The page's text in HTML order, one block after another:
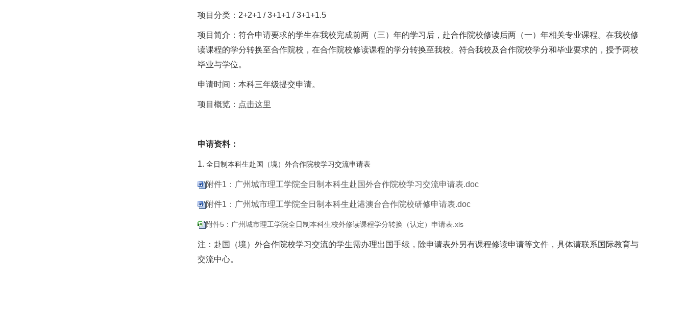
项目分类：2+2+1 / 3+1+1 / 3+1+1.5
项目简介：符合申请要求的学生在我校完成前两（三）年的学习后，赴合作院校修读后两（一）年相关专业课程。在我校修
读课程的学分转换至合作院校，在合作院校修读课程的学分转换至我校。符合我校及合作院校学分和毕业要求的，授予两校
毕业与学位。
申请时间：本科三年级提交申请。
项目概览： 点击这里
申请资料：
1. 全日制本科生赴国（境）外合作院校学习交流申请表
附件1：广州城市理工学院全日制本科生赴国外合作院校学习交流申请表.doc
附件1：广州城市理工学院全日制本科生赴港澳台合作院校研修申请表.doc
附件5：广州城市理工学院全日制本科生校外修读课程学分转换（认定）申请表.xls
注：赴国（境）外合作院校学习交流的学生需办理出国手续，除申请表外另有课程修读申请等文件，具体请联系国际教育与
交流中心。